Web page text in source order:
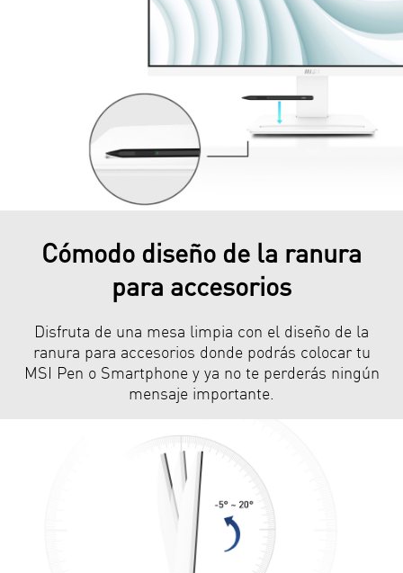
Cómodo diseño de la ranura
para accesorios
Disfruta de una mesa limpia con el diseño de la
ranura para accesorios donde podrás colocar tu
MSI Pen o Smartphone y ya no te perderás ningún
mensaje importante.